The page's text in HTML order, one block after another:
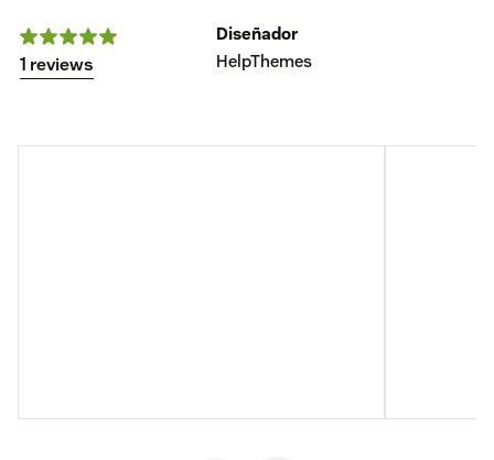
1 reviews
Diseñador
HelpThemes